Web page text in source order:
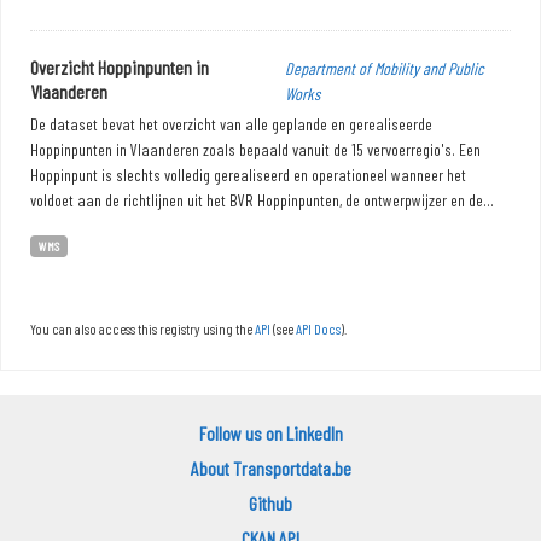
Overzicht Hoppinpunten in
Vlaanderen
Department of Mobility and Public
Works
De dataset bevat het overzicht van alle geplande en gerealiseerde
Hoppinpunten in Vlaanderen zoals bepaald vanuit de 15 vervoerregio's. Een
Hoppinpunt is slechts volledig gerealiseerd en operationeel wanneer het
voldoet aan de richtlijnen uit het BVR Hoppinpunten, de ontwerpwijzer en de...
WMS
You can also access this registry using theAPI (seeAPI Docs).
Follow us on LinkedIn
About Transportdata.be
Github